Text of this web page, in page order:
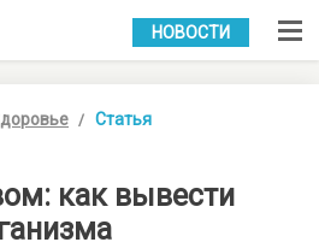
УКР РУС
НОВОСТИ
Статья
как вывести